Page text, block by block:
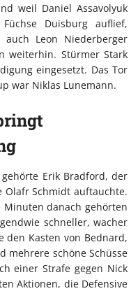
weil Daniel Assavolyuk
Duisburg auflief,
Leon Niederberger
weiterhin. Stürmer Stark
eingesetzt. Das Tor
war Niklas Lunemann.
Erik Bradford, der
Olafr Schmidt auftauchte.
Minuten danach gehörten
schneller, wacher
Kasten von Bednard,
mehrere schöne Schüsse
einer Strafe gegen Nick
Aktionen, die Defensive